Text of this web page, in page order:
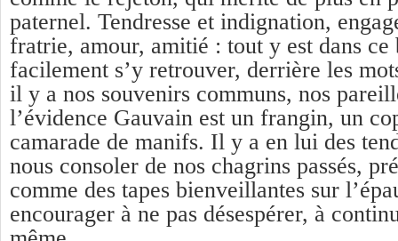
paternel. Tendresse et indignation,
fratrie, amour, amitié : tout y est dans
facilement s’y retrouver, derrière les
il y a nos souvenirs communs, nos
l’évidence Gauvain est un frangin, un
camarade de manifs. Il y a en lui des
nous consoler de nos chagrins passés,
comme des tapes bienveillantes sur
encourager à ne pas désespérer, à